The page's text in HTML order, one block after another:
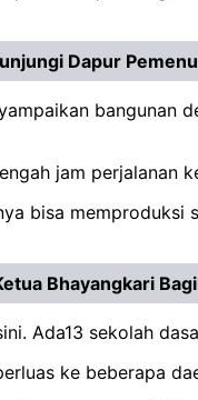
Dapur
jam perjalanan
bisa
Bhayangkari
Ada13 sekolah
ke beberapa